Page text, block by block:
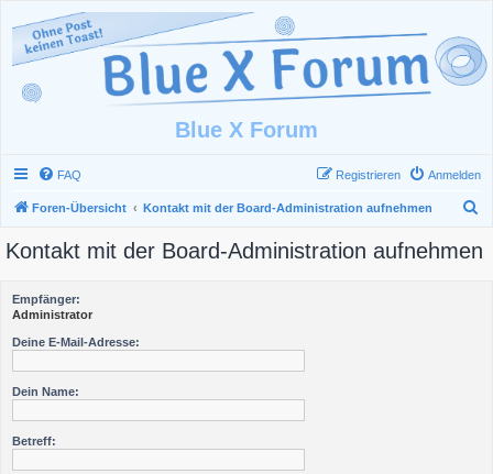
Blue X Forum
FAQ Anmelden
Registrieren
Foren-Übersicht Kontakt mit der Board-Administration aufnehmen
c
Kontakt mit der Board-Administration aufnehmen
Empfänger:
Administrator
Deine E-Mail-Adresse:
Dein Name:
Betreff: